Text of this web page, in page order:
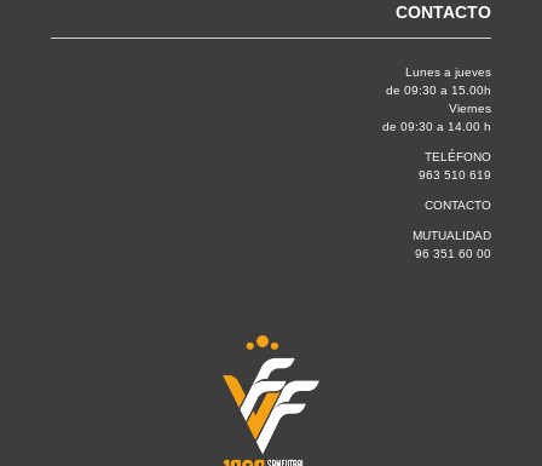
CONTACTO
Lunes a jueves
de 09:30 a 15.00h
Viernes
de 09:30 a 14.00 h
TELÉFONO
963 510 619
CONTACTO
MUTUALIDAD
96 351 60 00